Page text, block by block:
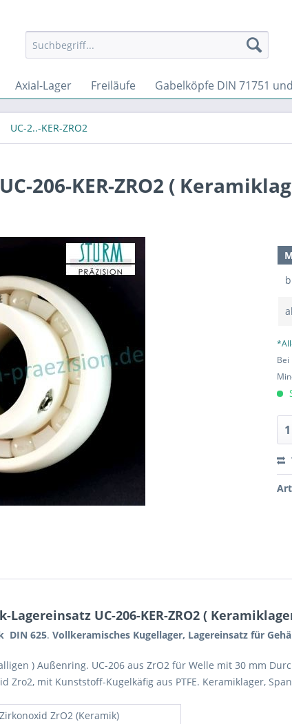
Axial-Lager Freiläufe Gabelköpfe DIN 71751
UC-2..-KER-ZRO2
206-KER-ZRO2 (
UC-206-KER-ZRO2 ( Keramiklager
DIN 625. Vollkeramisches Kugellager, Lagereinsatz für
) Außenring. UC-206 aus ZrO2 für Welle mit 30 mm
mit Kunststoff-Kugelkäfig aus PTFE. Keramiklager,
Zirkonoxid ZrO2 (Keramik)